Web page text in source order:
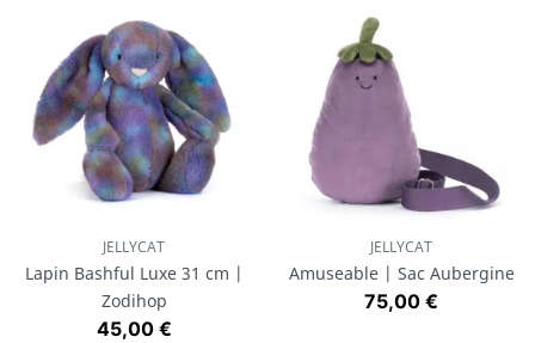
JELLYCAT
Lapin Bashful Luxe 31 cm |
Zodihop
Prix
45,00 €
JELLYCAT
Amuseable | Sac Aubergine
Prix
75,00 €